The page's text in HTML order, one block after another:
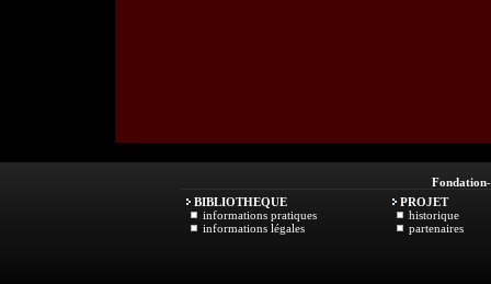
Fondation
BIBLIOTHEQUE
informations pratiques
informations légales
PROJET
historique
partenaires